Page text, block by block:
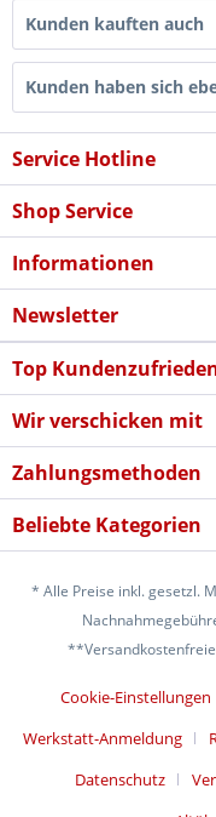
Kunden kauften auch
Kunden haben sich
Service Hotline
Shop Service
Informationen
Newsletter
Top
Wir verschicken mit
Zahlungsmethoden
Beliebte Kategorien
* Alle Preise inkl. gesetzl.
Cookie-Einstellungen
Werkstatt-Anmeldung
Datenschutz